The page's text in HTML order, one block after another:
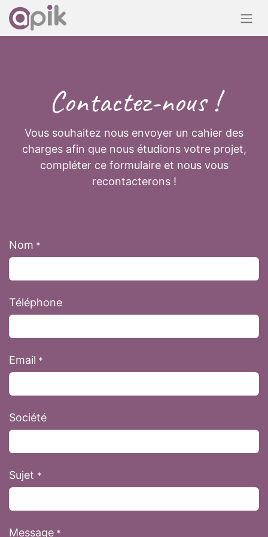
Contactez-nous !
Vous souhaitez nous envoyer un cahier des
charges afin que nous étudions votre projet,
compléter ce formulaire et nous vous
recontacterons !
Nom *
Téléphone
Email *
Société
Sujet *
Message *